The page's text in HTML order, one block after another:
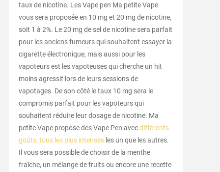
taux de nicotine. Les Vape pen Ma petite Vape
vous sera proposée en 10 mg et 20 mg de nicotine,
soit 1 à 2%. Le 20 mg de sel de nicotine sera parfait
pour les anciens fumeurs qui souhaitent essayer la
cigarette électronique, mais aussi pour les
vapoteurs est les vapoteuses qui cherche un hit
moins agressif lors de leurs sessions de
vapotages. De son côté le taux 10 mg sera le
compromis parfait pour les vapoteurs qui
souhaitent réduire leur dosage de nicotine. Ma
petite Vape propose des Vape Pen avecdifférents
goûts, tous les plus intensesles un que les autres.
Il vous sera possible de choisir de la menthe
fraîche, un mélange de fruits ou encore une recette